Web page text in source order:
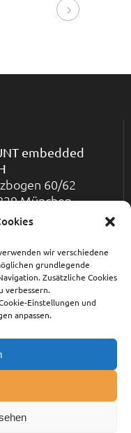
wir verschiedene
grundlegende
Zusätzliche Cookies
verbessern.
Einstellungen und
anpassen.
embedded
60/62
München
+49-(0)89-
45 71-211